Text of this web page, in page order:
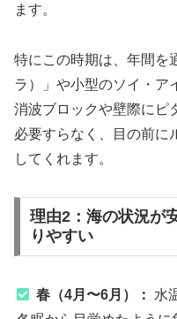
ます。
特にこの時期は、年間を
ラ）」や小型のソイ・ア
消波ブロックや壁際にピ
必要すらなく、目の前に
してくれます。
理由2：海の状況が
りやすい
春（4月〜6月）：
水